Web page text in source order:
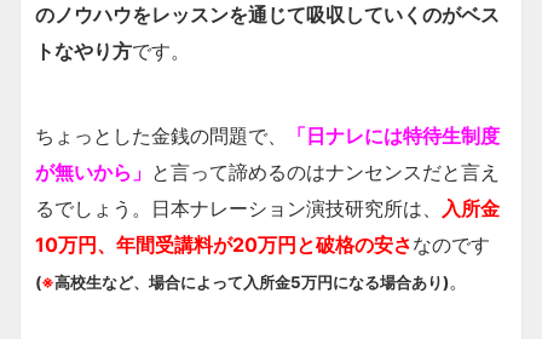
のノウハウをレッスンを通じて吸収していくのがベス
トなやり方です。
ちょっとした金銭の問題で、
「日ナレには特待生制度
が無いから」 と言って諦めるのはナンセンスだと言え
るでしょう。日本ナレーション演技研究所は、
入所金
10万円、年間受講料が20万円と破格の安さなのです
(※高校生など、場合によって入所金5万円になる場合あり)。